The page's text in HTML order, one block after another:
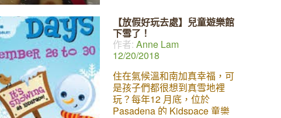
行有樂隊和花車、不僅熱鬧也
參雜了很多深遠的意義。如果
你錯過這一次的花車遊行活
動、請看以下 La JaJa Kids
推出節日曲奇餅，口味家家不
同，哪一家最好吃？ 今天，我
們把品嚐和評比各種聖誕曲奇
的艱鉅任務交給了兩位丫丫小
記者 Shawn
【放假好玩去處】兒童遊樂館
下雪了！
作者: Anne Lam
12/20/2018
住在氣候溫和南加真幸福，可
是孩子們都很想到真雪地裡
玩？每年12 月底，位於
Pasadena 的 Kidspace 童樂